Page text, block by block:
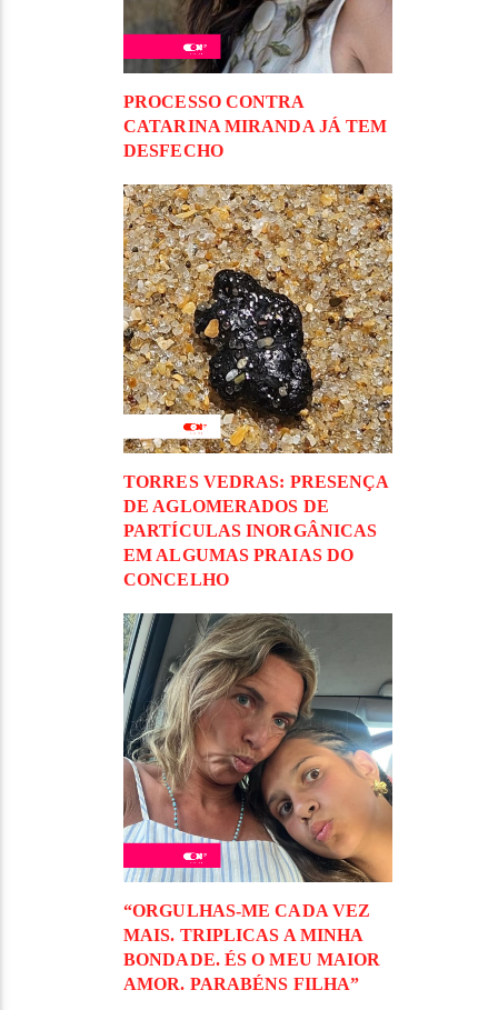
PROCESSO CONTRA
CATARINA MIRANDA JÁ TEM
DESFECHO
TORRES VEDRAS: PRESENÇA
DE AGLOMERADOS DE
PARTÍCULAS INORGÂNICAS
EM ALGUMAS PRAIAS DO
CONCELHO
“ORGULHAS-ME CADA VEZ
MAIS. TRIPLICAS A MINHA
BONDADE. ÉS O MEU MAIOR
AMOR. PARABÉNS FILHA”